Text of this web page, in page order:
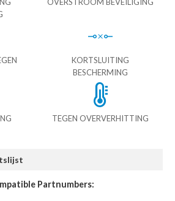
OVERSTROOM BEVEILIGING
KORTSLUITING
BESCHERMING
TEGEN OVERVERHITTING
Partnumbers: